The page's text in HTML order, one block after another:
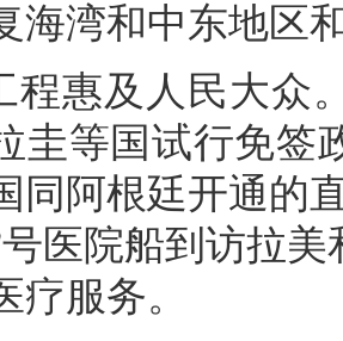
海湾和中东地区
程惠及人民大众
圭等国试行免签
同阿根廷开通的
医院船到访拉
疗服务。